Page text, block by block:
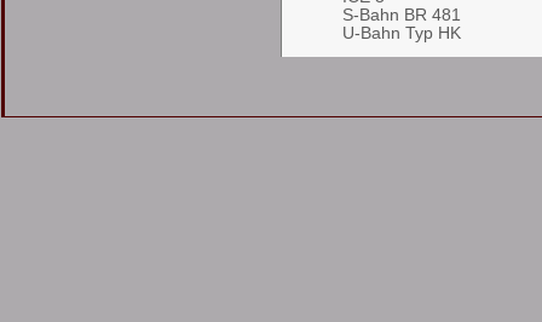
S-Bahn BR 481
U-Bahn Typ HK